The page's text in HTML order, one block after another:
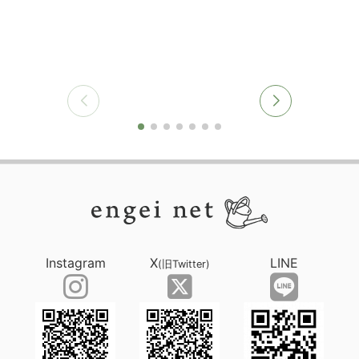
Instagram X(旧Twitter) LINE